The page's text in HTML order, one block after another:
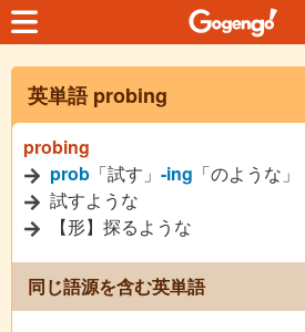
英単語 probing
probing
prob 「試す」 -ing 「のような」
試すような
【形】探るような
同じ語源を含む英単語